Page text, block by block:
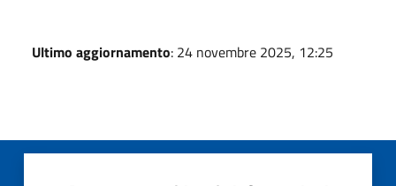
Ultimo aggiornamento: 24 novembre 2025, 12:25